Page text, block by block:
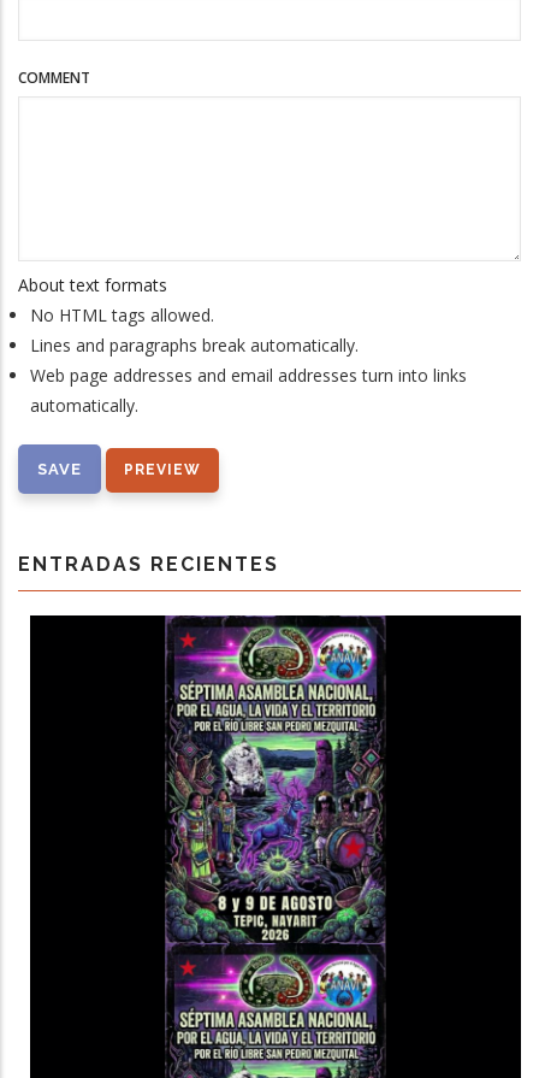
COMMENT
About text formats
No HTML tags allowed.
Lines and paragraphs break automatically.
Web page addresses and email addresses turn into links
automatically.
ENTRADAS RECIENTES